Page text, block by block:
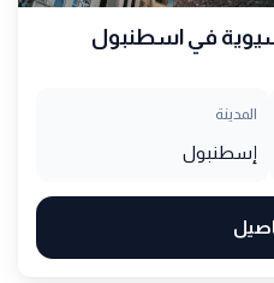
في اسطنبول
المدينة
إسطنبول